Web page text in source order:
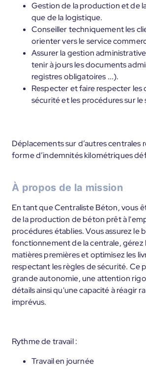
Gestion de la production et de
que de la logistique.
Conseiller techniquement les
orienter vers le service
Assurer la gestion
tenir à jours les documents
registres obligatoires ...).
Respecter et faire respecter les
sécurité et les procédures sur le
Déplacements sur d’autres centrales
forme d’indemnités kilométriques
À propos de la mission
En tant que Centraliste Béton, vous
de la production de béton prêt à
procédures établies. Vous assurez le
fonctionnement de la centrale, gérez
matières premières et optimisez les
respectant les règles de sécurité. Ce
grande autonomie, une attention
détails ainsi qu'une capacité à réagir
imprévus.
Rythme de travail :
Travail en journée